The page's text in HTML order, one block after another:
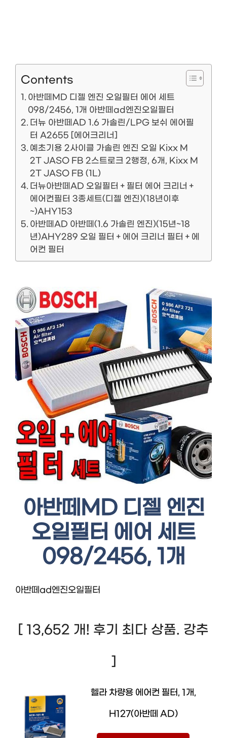
Contents
아반떼MD 디젤 엔진 오일필터 에어 세트
098/2456, 1개 아반떼ad엔진오일필터
더뉴 아반떼AD 1.6 가솔린/LPG 보쉬 에어필
터 A2655 [에어크리너]
예초기용 2사이클 가솔린 엔진 오일 Kixx M
2T JASO FB 2스트로크 2행정, 6개, Kixx M
2T JASO FB (1L)
더뉴아반떼AD 오일필터＋필터 에어 크리너＋
에어컨필터 3종세트(디젤 엔진)(18년이후
~)AHY153
아반떼AD 아반떼(1.6 가솔린 엔진)(15년~18
년)AHY289 오일 필터＋에어 크리너 필터＋에
어컨 필터
아반떼MD 디젤 엔진
오일필터 에어 세트
098/2456, 1개
아반떼ad엔진오일필터
[ 13,652 개! 후기 최다 상품. 강추
]
헬라 차량용 에어컨 필터, 1개,
H127(아반떼 AD)